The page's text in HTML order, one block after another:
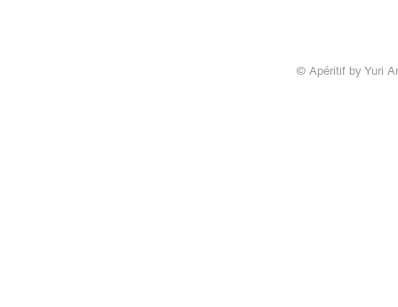
© Apéritif by Yuri